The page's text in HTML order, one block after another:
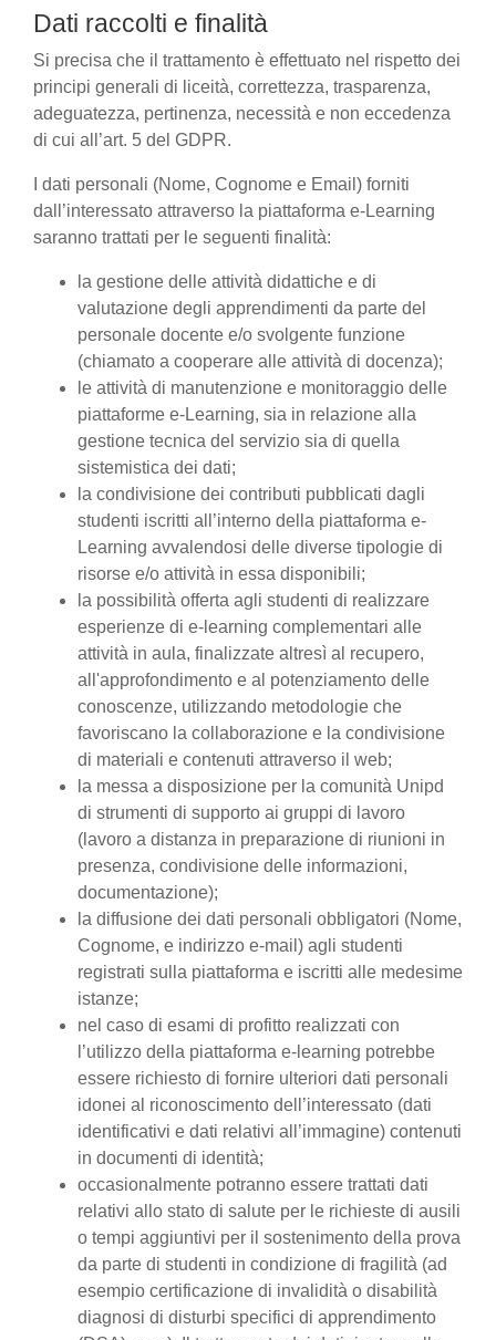
Dati raccolti e finalità
Si precisa che il trattamento è effettuato nel rispetto dei
principi generali di liceità, correttezza, trasparenza,
adeguatezza, pertinenza, necessità e non eccedenza
di cui all’art. 5 del GDPR.
I dati personali (Nome, Cognome e Email) forniti
dall’interessato attraverso la piattaforma e-Learning
saranno trattati per le seguenti finalità:
la gestione delle attività didattiche e di
valutazione degli apprendimenti da parte del
personale docente e/o svolgente funzione
(chiamato a cooperare alle attività di docenza);
le attività di manutenzione e monitoraggio delle
piattaforme e-Learning, sia in relazione alla
gestione tecnica del servizio sia di quella
sistemistica dei dati;
la condivisione dei contributi pubblicati dagli
studenti iscritti all’interno della piattaforma e-
Learning avvalendosi delle diverse tipologie di
risorse e/o attività in essa disponibili;
la possibilità offerta agli studenti di realizzare
esperienze di e-learning complementari alle
attività in aula, finalizzate altresì al recupero,
all'approfondimento e al potenziamento delle
conoscenze, utilizzando metodologie che
favoriscano la collaborazione e la condivisione
di materiali e contenuti attraverso il web;
la messa a disposizione per la comunità Unipd
di strumenti di supporto ai gruppi di lavoro
(lavoro a distanza in preparazione di riunioni in
presenza, condivisione delle informazioni,
documentazione);
la diffusione dei dati personali obbligatori (Nome,
Cognome, e indirizzo e-mail) agli studenti
registrati sulla piattaforma e iscritti alle medesime
istanze;
nel caso di esami di profitto realizzati con
l’utilizzo della piattaforma e-learning potrebbe
essere richiesto di fornire ulteriori dati personali
idonei al riconoscimento dell’interessato (dati
identificativi e dati relativi all’immagine) contenuti
in documenti di identità;
occasionalmente potranno essere trattati dati
relativi allo stato di salute per le richieste di ausili
o tempi aggiuntivi per il sostenimento della prova
da parte di studenti in condizione di fragilità (ad
esempio certificazione di invalidità o disabilità
diagnosi di disturbi specifici di apprendimento